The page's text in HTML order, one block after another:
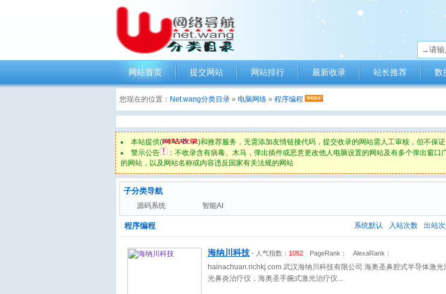
网站首页 提交网站 网站排行 最新收录 站长推荐 数
您现在的位置： Net.wang分类目录 » 电脑网络 » 程序编程
本站提供(
)和推荐服务，无需添加友情链接代码，提交收录的网站需人工审核，但不保
警示公告
：不收录含有病毒、木马，弹出插件或恶意更改他人电脑设置的网站及有多个弹出窗
的网站，以及网站名称或内容违反国家有关法规的网站
子分类导航
源码系统 智能AI
系统默认 入站次数 出站
程序编程
海纳川科技 - 人气指数： 1052 PageRank： AlexaRank：
hainachuan.richkj.com 武汉海纳川科技有限公司 海奥圣鼻腔式半导体激光
光鼻炎治疗仪，海奥圣手腕式激光治疗仪